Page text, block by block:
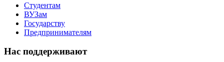
Студентам
ВУЗам
Государству
Предпринимателям
Нас поддерживают